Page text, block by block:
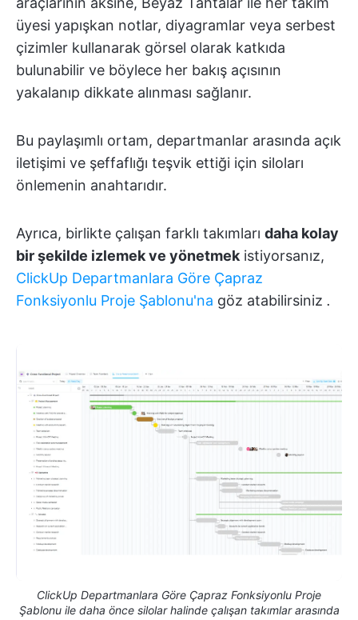
üyesi yapışkan notlar, diyagramlar veya serbest
çizimler kullanarak görsel olarak katkıda
bulunabilir ve böylece her bakış açısının
yakalanıp dikkate alınması sağlanır.
Bu paylaşımlı ortam, departmanlar arasında açık
iletişimi ve şeffaflığı teşvik ettiği için siloları
önlemenin anahtarıdır.
Ayrıca, birlikte çalışan farklı takımları daha kolay
bir şekilde izlemek ve yönetmekistiyorsanız,
ClickUp Departmanlara Göre Çapraz
Fonksiyonlu Proje Şablonu'na göz atabilirsiniz .
ClickUp Departmanlara Göre Çapraz Fonksiyonlu Proje
Şablonu ile daha önce silolar halinde çalışan takımlar arasında